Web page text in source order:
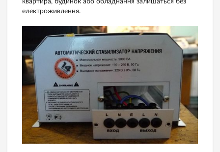
електроживлення.